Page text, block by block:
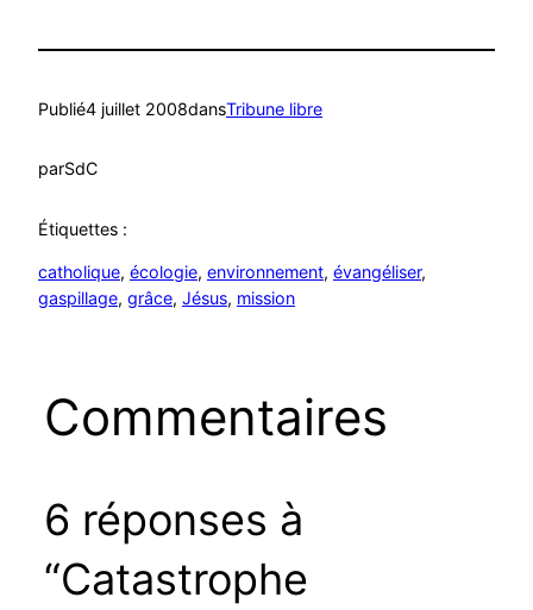
Publié4 juillet 2008dansTribune libre
parSdC
Étiquettes :
catholique, écologie, environnement, évangéliser
gaspillage, grâce, Jésus, mission
Commentaires
6 réponses à
“Catastrophe